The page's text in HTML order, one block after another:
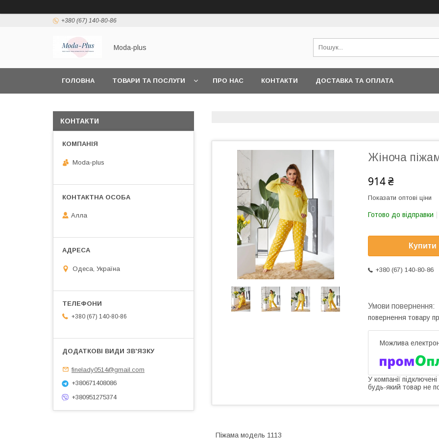
+380 (67) 140-80-86
Moda-plus
ГОЛОВНА ТОВАРИ ТА ПОСЛУГИ ПРО НАС КОНТАКТИ ДОСТАВКА ТА ОПЛАТА
Жіноча
914 ₴
Показати оптові ціни
Готово до відправки
Купити
+380 (67) 140-80-86
повернення товару
У компанії
будь-який товар не
Піжама модель 1113
КОНТАКТИ
Moda-plus
Алла
Одеса, Україна
+380 (67) 140-80-86
finelady0514@gmail.com
+380671408086
+380951275374